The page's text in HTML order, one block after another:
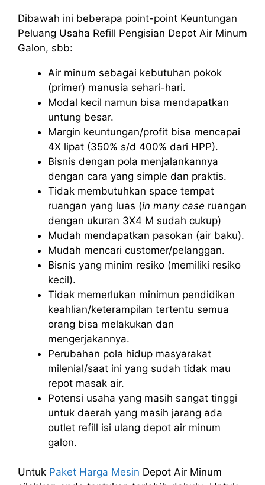
Dibawah ini beberapa point-point Keuntungan
Peluang Usaha Refill Pengisian Depot Air Minum
Galon, sbb:
Air minum sebagai kebutuhan pokok
(primer) manusia sehari-hari.
Modal kecil namun bisa mendapatkan
untung besar.
Margin keuntungan/profit bisa mencapai
4X lipat (350% s/d 400% dari HPP).
Bisnis dengan pola menjalankannya
dengan cara yang simple dan praktis.
Tidak membutuhkan space tempat
ruangan yang luas (in many case ruangan
dengan ukuran 3X4 M sudah cukup)
Mudah mendapatkan pasokan (air baku).
Mudah mencari customer/pelanggan.
Bisnis yang minim resiko (memiliki resiko
kecil).
Tidak memerlukan minimun pendidikan
keahlian/keterampilan tertentu semua
orang bisa melakukan dan
mengerjakannya.
Perubahan pola hidup masyarakat
milenial/saat ini yang sudah tidak mau
repot masak air.
Potensi usaha yang masih sangat tinggi
untuk daerah yang masih jarang ada
outlet refill isi ulang depot air minum
galon.
Untuk Paket Harga Mesin Depot Air Minum